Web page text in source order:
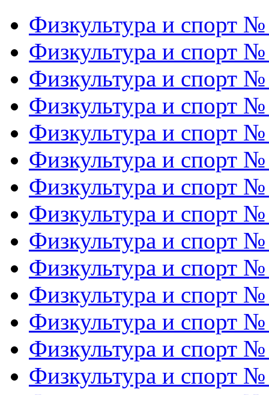
Физкультура и спорт
Физкультура и спорт
Физкультура и спорт
Физкультура и спорт
Физкультура и спорт
Физкультура и спорт
Физкультура и спорт
Физкультура и спорт
Физкультура и спорт
Физкультура и спорт
Физкультура и спорт
Физкультура и спорт
Физкультура и спорт
Физкультура и спорт